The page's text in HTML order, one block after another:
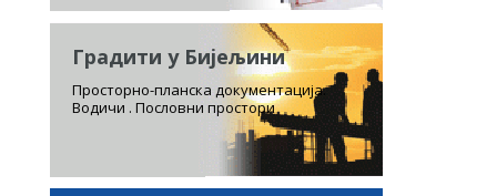
Градити у Бијељини
Просторно-планска документација.
Водичи . Пословни простори